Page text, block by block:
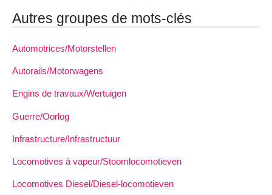
Autres groupes de mots-clés
Automotrices/Motorstellen
Autorails/Motorwagens
Engins de travaux/Wertuigen
Guerre/Oorlog
Infrastructure/Infrastructuur
Locomotives à vapeur/Stoomlocomotieven
Locomotives Diesel/Diesel-locomotieven